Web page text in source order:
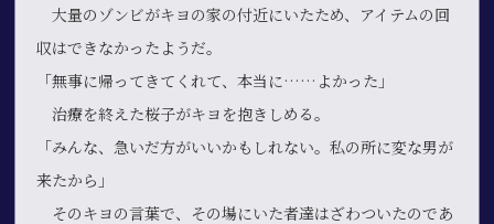
大量のゾンビがキヨの家の付近にいたため、アイテムの回
収はできなかったようだ。
「無事に帰ってきてくれて、本当に……よかった」
治療を終えた桜子がキヨを抱きしめる。
「みんな、急いだ方がいいかもしれない。私の所に変な男が
来たから」
そのキヨの言葉で、その場にいた者達はざわついたのであ